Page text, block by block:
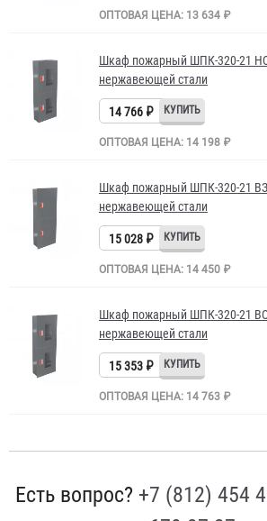
ОПТОВАЯ ЦЕНА: 13 634 ₽
Шкаф пожарный ШПК-320-21
нержавеющей стали
14 766 ₽
ОПТОВАЯ ЦЕНА: 14 198 ₽
Шкаф пожарный ШПК-320-21
нержавеющей стали
15 028 ₽
ОПТОВАЯ ЦЕНА: 14 450 ₽
Шкаф пожарный ШПК-320-21
нержавеющей стали
15 353 ₽
ОПТОВАЯ ЦЕНА: 14 763 ₽
Есть вопрос? +7 (812) 454